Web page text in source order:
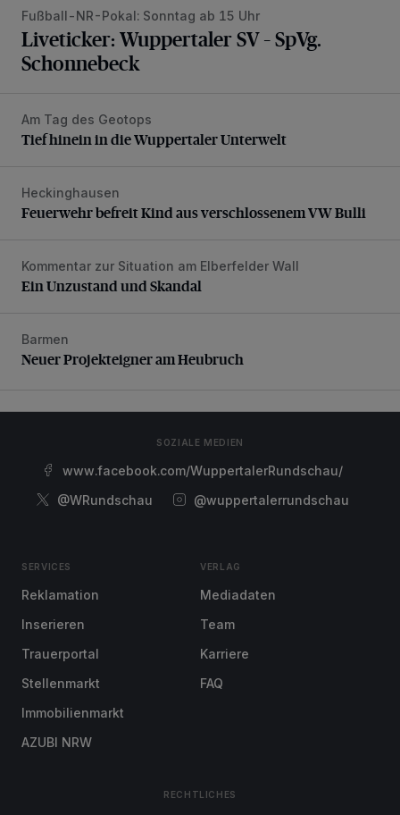
Fußball-NR-Pokal: Sonntag ab 15 Uhr
Liveticker: Wuppertaler SV – SpVg.
Schonnebeck
Tief hinein in die Wuppertaler Unterwelt
Am Tag des Geotops
Tief hinein in die Wuppertaler Unterwelt
Feuerwehr befreit Kind aus verschlossenem VW Bulli
Heckinghausen
Feuerwehr befreit Kind aus verschlossenem VW Bulli
Ein Unzustand und Skandal
Kommentar zur Situation am Elberfelder Wall
Ein Unzustand und Skandal
Neuer Projekteigner am Heubruch
Barmen
Neuer Projekteigner am Heubruch
SOZIALE MEDIEN
www.facebook.com/WuppertalerRundschau/
@WRundschau
@wuppertalerrundschau
SERVICES
Reklamation
Inserieren
Trauerportal
Stellenmarkt
Immobilienmarkt
AZUBI NRW
VERLAG
Mediadaten
Team
Karriere
FAQ
RECHTLICHES